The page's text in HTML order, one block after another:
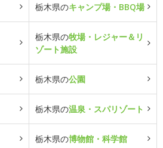
栃木県のキャンプ場・BBQ場
栃木県の牧場・レジャー＆リ
ゾート施設
栃木県の公園
栃木県の温泉・スパリゾート
栃木県の博物館・科学館